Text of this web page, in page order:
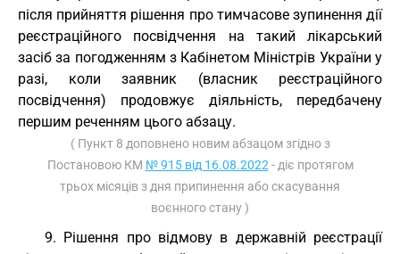
після прийняття рішення про тимчасове зупинення дії
реєстраційного посвідчення на такий лікарський
засіб за погодженням з Кабінетом Міністрів України у
разі, коли заявник (власник реєстраційного
посвідчення) продовжує діяльність, передбачену
першим реченням цього абзацу.
( Пункт 8 доповнено новим абзацом згідно з
Постановою КМ № 915 від 16.08.2022 - діє протягом
трьох місяців з дня припинення або скасування
воєнного стану )
9. Рішення про відмову в державній реєстрації